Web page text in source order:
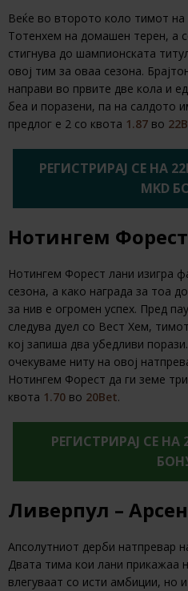
Веќе во второто коло тимот
Тотенхем на домашен терен, а
стигнува до шампионската
овој тим за оваа сезона.
направи во првите две кола и
беа и поразени, па на салдото
предлог е 2 со квота 1.87 во
РЕГИСТРИРАЈ СЕ НА
MKD
Нотингем Форест
Нотингем Форест лани изигра
сезона, а како награда за тоа
за нив е огромен успех. Пред
следува дуел со Вест Хем,
кој запиша два убедливи
очекуваме ниту на овој
Нотингем Форест да ги земе
квота 1.70 во 20Bet.
РЕГИСТРИРАЈ СЕ НА
Ливерпул –
Апсолутниот дерби натпревар
Двата тима кои лани прикажаа
влегуваат со исти амбиции, но